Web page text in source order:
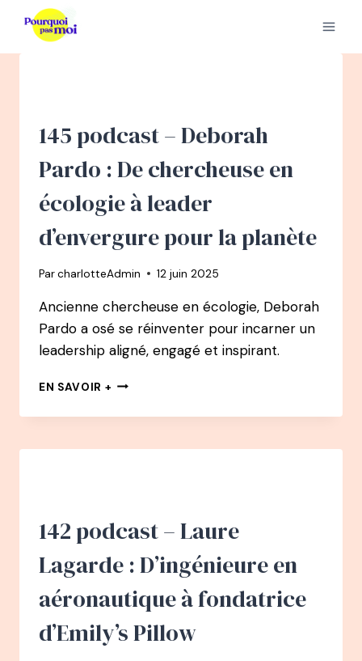
contenu
145 podcast – Deborah
Pardo : De chercheuse en
écologie à leader
d’envergure pour la planète
ParcharlotteAdmin 12 juin 2025
Ancienne chercheuse en écologie, Deborah
Pardo a osé se réinventer pour incarner un
leadership aligné, engagé et inspirant.
EN SAVOIR + 145
–
PARDO
ÉCOLOGIE
LEADER
D’ENVERGURE
POUR
LA
PLANÈTE
142 podcast – Laure
Lagarde : D’ingénieure en
aéronautique à fondatrice
d’Emily’s Pillow